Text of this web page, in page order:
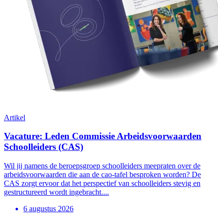
Artikel
Vacature: Leden Commissie Arbeidsvoorwaarden
Schoolleiders (CAS)
Wil jij namens de beroepsgroep schoolleiders meepraten over de
arbeidsvoorwaarden die aan de cao-tafel besproken worden? De
CAS zorgt ervoor dat het perspectief van schoolleiders stevig en
gestructureerd wordt ingebracht....
6 augustus 2026